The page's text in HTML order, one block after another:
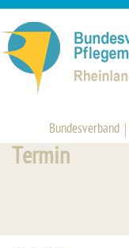
Bundesverband
Termin